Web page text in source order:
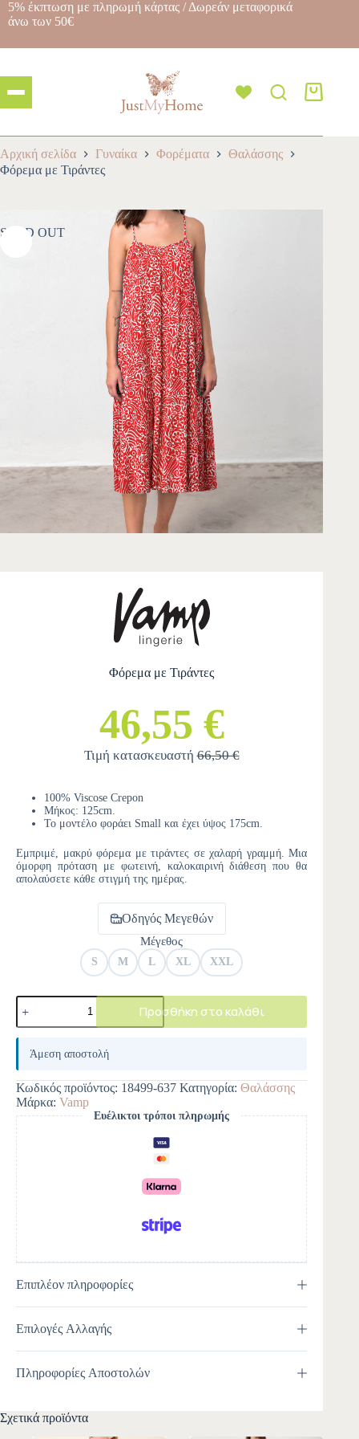
5% έκπτωση με πληρωμή κάρτας / Δωρεάν μεταφορικά
άνω των 50€
Αρχική σελίδα Γυναίκα Φορέματα
Θαλάσσης
Φόρεμα με Τιράντες
SOLD OUT
Φόρεμα με Τιράντες
46,55 €
Τιμή κατασκευαστή66,50 €
100% Viscose Crepon
Μήκος: 125cm.
Το μοντέλο φοράει Small και έχει ύψος 175cm.
Εμπριμέ, μακρύ φόρεμα με τιράντες σε χαλαρή γραμμή. Μια
όμορφη πρόταση με φωτεινή, καλοκαιρινή διάθεση που θα
απολαύσετε κάθε στιγμή της ημέρας.
Οδηγός Μεγεθών
Μέγεθος
S M L XL XXL
Προσθήκη στο καλάθι
A
e
r
n
a
t
i
v
e
:
Άμεση αποστολή
Κωδικός προϊόντος: 18499-637 Κατηγορία: Θαλάσσης
Μάρκα: Vamp
Ευέλικτοι τρόποι πληρωμής
Επιπλέον πληροφορίες
Επιλογές Αλλαγής
Πληροφορίες Αποστολών
Σχετικά προϊόντα